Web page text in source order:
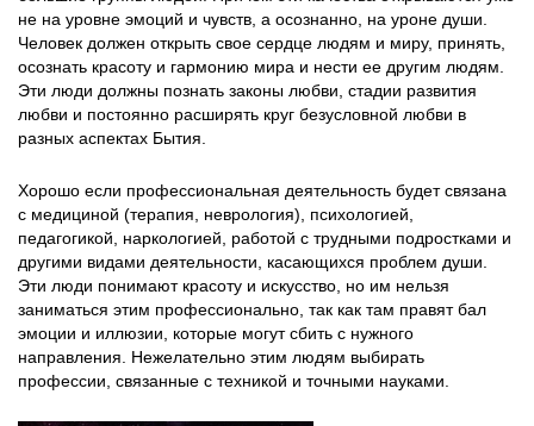
не на уровне эмоций и чувств, а осознанно, на уроне души.
Человек должен открыть свое сердце людям и миру, принять,
осознать красоту и гармонию мира и нести ее другим людям.
Эти люди должны познать законы любви, стадии развития
любви и постоянно расширять круг безусловной любви в
разных аспектах Бытия.
Хорошо если профессиональная деятельность будет связана
с медициной (терапия, неврология), психологией,
педагогикой, наркологией, работой с трудными подростками и
другими видами деятельности, касающихся проблем души.
Эти люди понимают красоту и искусство, но им нельзя
заниматься этим профессионально, так как там правят бал
эмоции и иллюзии, которые могут сбить с нужного
направления. Нежелательно этим людям выбирать
профессии, связанные с техникой и точными науками.